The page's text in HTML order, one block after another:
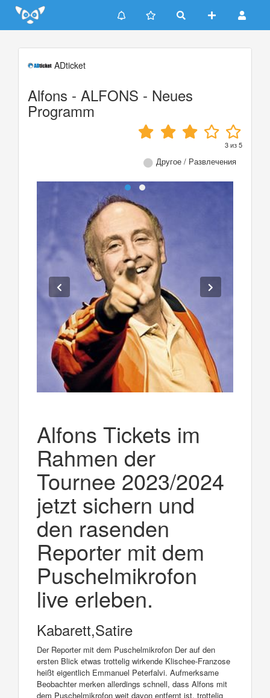
Update cookies preferences
ADticket
Alfons - ALFONS - Neues
Programm
3из5
Другое / Развлечения
Alfons Tickets im
Rahmen der
Tournee 2023/2024
jetzt sichern und
den rasenden
Reporter mit dem
Puschelmikrofon
live erleben.
Kabarett,Satire
Der Reporter mit dem Puschelmikrofon Der auf den
ersten Blick etwas trottelig wirkende Klischee-Franzose
heißt eigentlich Emmanuel Peterfalvi. Aufmerksame
Beobachter merken allerdings schnell, dass Alfons mit
dem Puschelmikrofon weit davon entfernt ist, trottelig